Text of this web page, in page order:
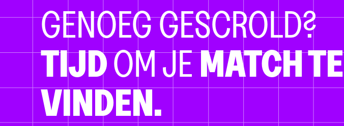
GENOEG GESCROLD?
TIJDOM JEMATCH TE
VINDEN.